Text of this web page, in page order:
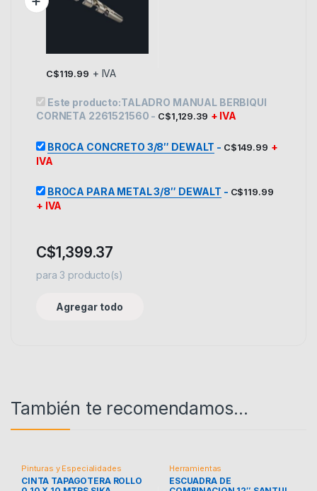
C$119.99 + IVA
Este producto:TALADRO MANUAL BERBIQUI
CORNETA 2261521560 - C$1,129.39 + IVA
BROCA CONCRETO 3/8″ DEWALT - C$149.99 +
IVA
BROCA PARA METAL 3/8″ DEWALT - C$119.99
+ IVA
C$1,399.37
para 3 producto(s)
Agregar todo
También te recomendamos…
Pinturas y Especialidades
CINTA TAPAGOTERA ROLLO
Herramientas
ESCUADRA DE